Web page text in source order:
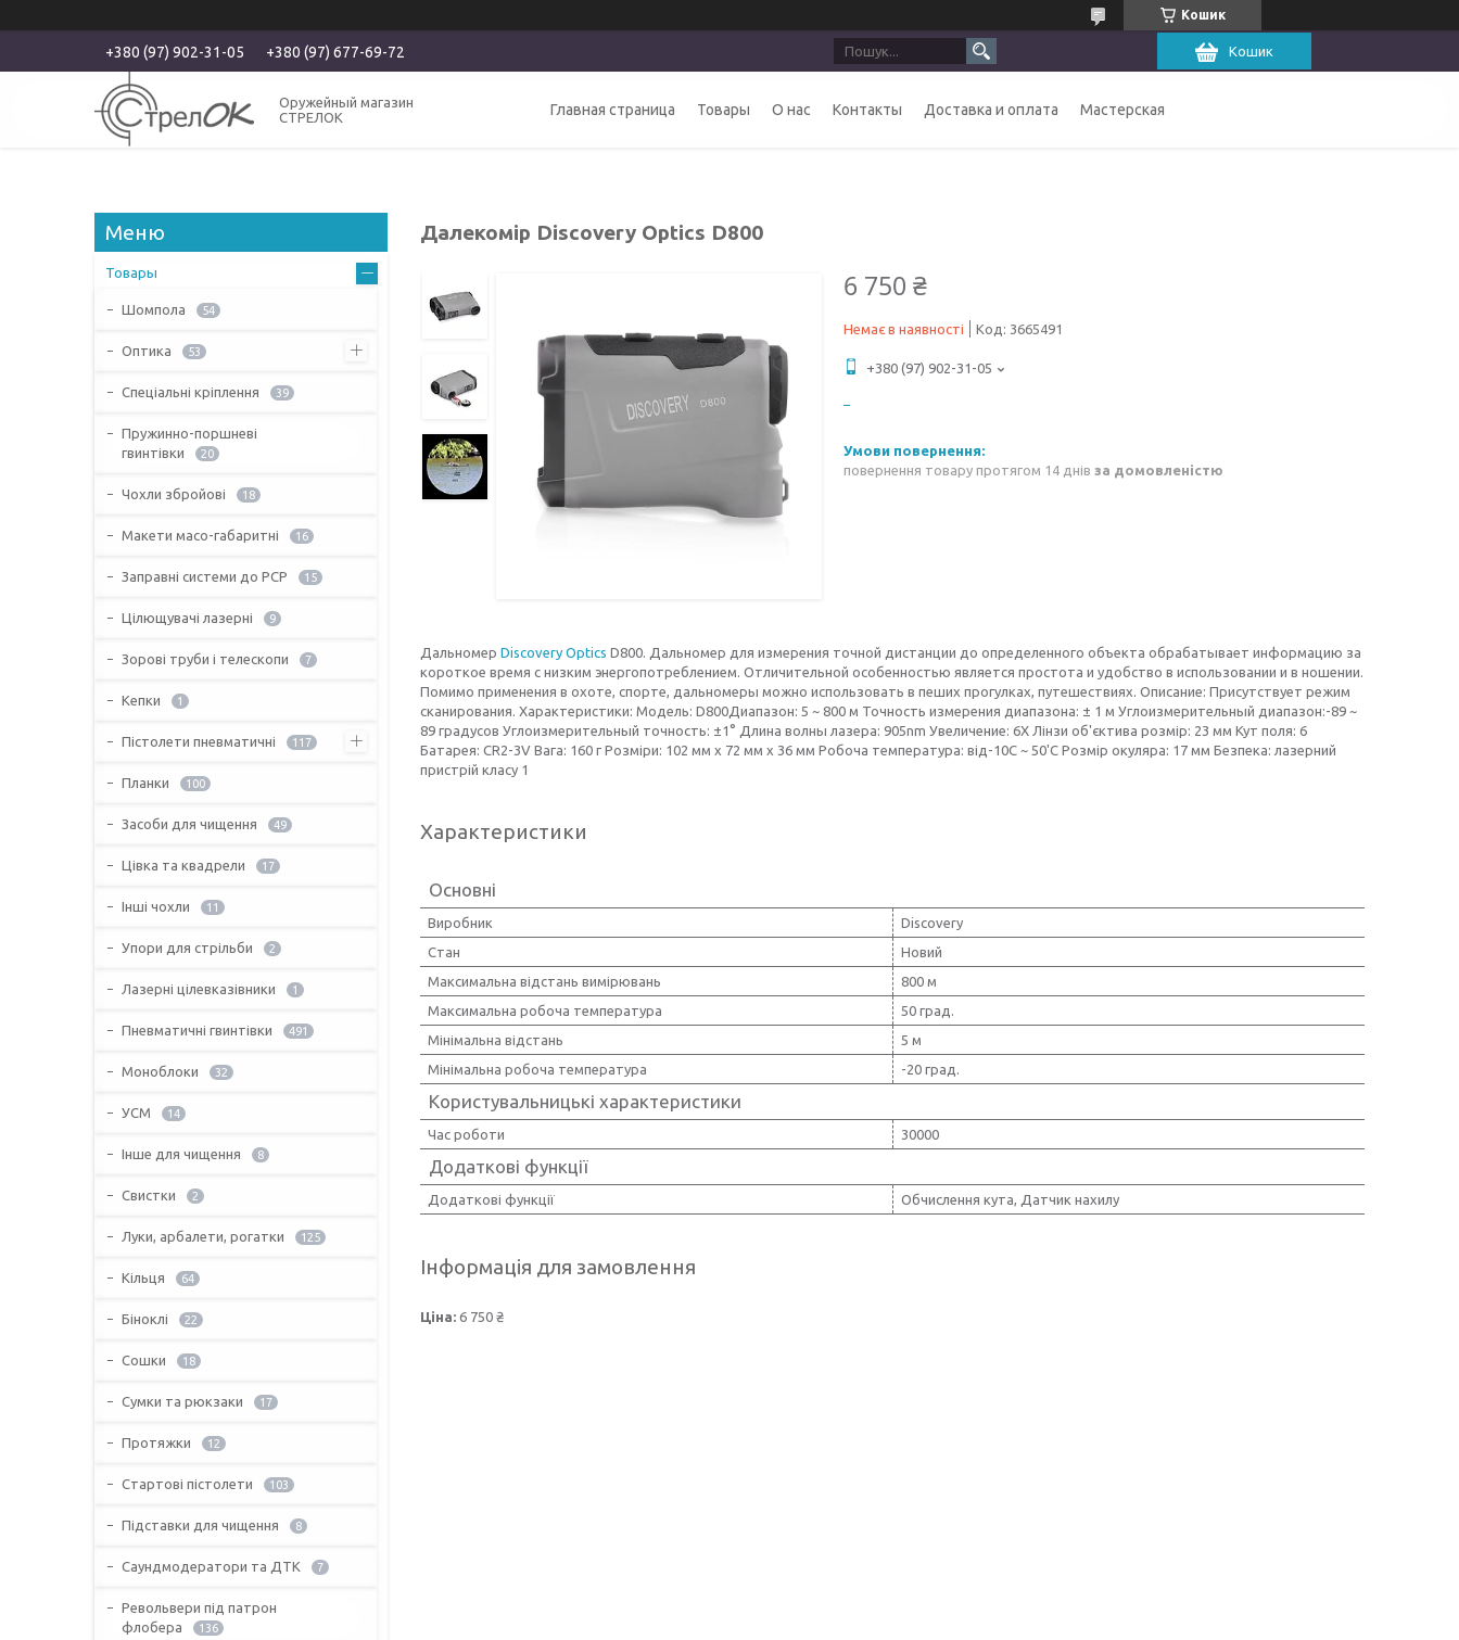
Кошик
+380 (97) 902-31-05 +380 (97) 677-69-72 Кошик
Оружейный магазин
СТРЕЛОК
Главная страница Товары О нас Контакты Доставка и оплата Мастерская
Далекомір Discovery Optics D800
6 750 ₴
Немає в наявності Код: 3665491
+380 (97) 902-31-05
повернення товару протягом 14 днів за домовленістю
Дальномер Discovery Optics D800. Дальномер для измерения точной дистанции до определенного объекта обрабатывает информацию за
короткое время с низким энергопотреблением. Отличительной особенностью является простота и удобство в использовании и в ношении.
Помимо применения в охоте, спорте, дальномеры можно использовать в пеших прогулках, путешествиях. Описание: Присутствует режим
сканирования. Характеристики: Модель: D800Диапазон: 5 ~ 800 м Точность измерения диапазона: ± 1 м Углоизмерительный диапазон:-89 ~
89 градусов Углоизмерительный точность: ±1° Длина волны лазера: 905nm Увеличение: 6X Лінзи об'єктива розмір: 23 мм Кут поля: 6
Батарея: CR2-3V Вага: 160 г Розміри: 102 мм x 72 мм x 36 мм Робоча температура: від-10C ~ 50'C Розмір окуляра: 17 мм Безпека: лазерний
пристрій класу 1
Характеристики
Основні
Виробник
Discovery
Стан
Новий
Максимальна відстань вимірювань
800 м
Максимальна робоча температура
50 град.
Мінімальна відстань
5 м
Мінімальна робоча температура
-20 град.
Користувальницькі характеристики
Час роботи 30000
Додаткові функції
Додаткові функції Обчислення кута, Датчик нахилу
Інформація для замовлення
Ціна: 6 750 ₴
Товары
Шомпола 54
Оптика 53
Спеціальні кріплення 39
Пружинно-поршневі
гвинтівки
20
Чохли збройові 18
Макети масо-габаритні 16
Заправні системи до PCP 15
Цілющувачі лазерні 9
Зорові труби і телескопи 7
Кепки 1
Пістолети пневматичні 117
Планки 100
Засоби для чищення 49
Цівка та квадрели 17
Інші чохли 11
Упори для стрільби 2
Лазерні цілевказівники 1
Пневматичні гвинтівки 491
Моноблоки 32
УСМ 14
Інше для чищення 8
Свистки 2
Луки, арбалети, рогатки 125
Кільця 64
Біноклі 22
Сошки 18
Сумки та рюкзаки 17
Протяжки 12
Стартові пістолети 103
Підставки для чищення 8
Саундмодератори та ДТК 7
Револьвери під патрон
флобера
136